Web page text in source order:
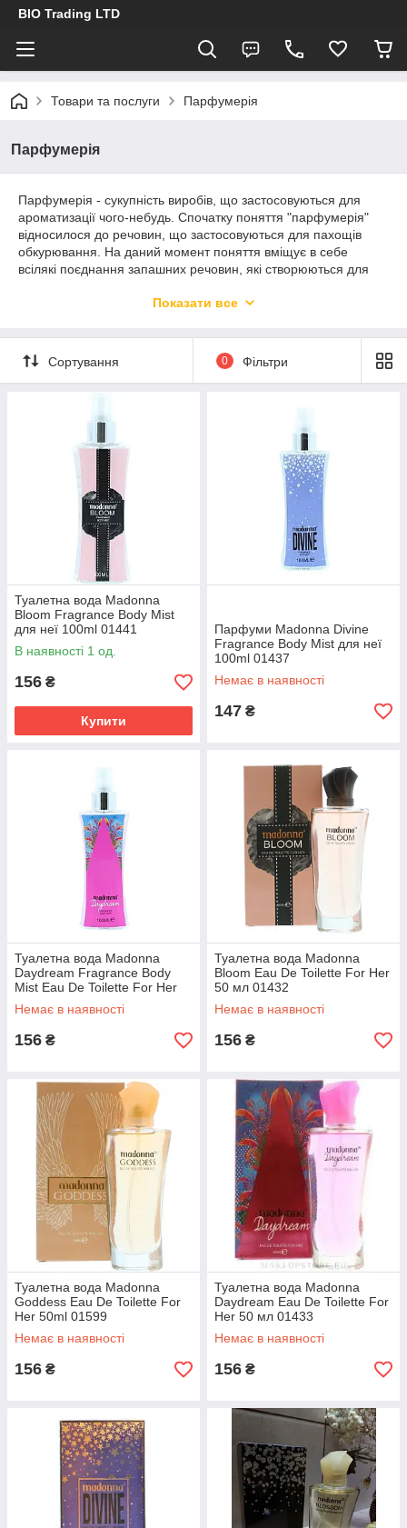
BIO Trading LTD
Товари та послуги Парфумерія
Парфумерія
Парфумерія - сукупність виробів, що застосовуються для
ароматизації чого-небудь. Спочатку поняття "парфумерія"
відносилося до речовин, що застосовуються для пахощів
обкурювання. На даний момент поняття вміщує в себе
всілякі поєднання запашних речовин, які створюються для
Також під парфумерією розуміється галузь знань, заснованих
або своєму другу,дівчину або кому.
Показати все
Сортування 0 Фільтри
Туалетна вода Madonna
Bloom Fragrance Body Mist
для неї 100ml 01441
В наявності 1 од.
156 ₴
Купити
Парфуми Madonna Divine
Fragrance Body Mist для неї
100ml 01437
Немає в наявності
147 ₴
Туалетна вода Madonna
Daydream Fragrance Body
Mist Eau De Toilette For Her
100ml 01434
Немає в наявності
156 ₴
Туалетна вода Madonna
Bloom Eau De Toilette For Her
50 мл 01432
Немає в наявності
156 ₴
Туалетна вода Madonna
Goddess Eau De Toilette For
Her 50ml 01599
Немає в наявності
156 ₴
Туалетна вода Madonna
Daydream Eau De Toilette For
Her 50 мл 01433
Немає в наявності
156 ₴